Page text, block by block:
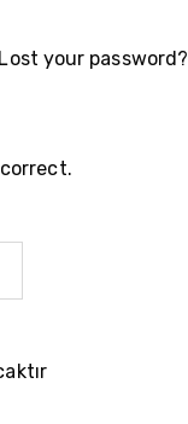
Lost your password?